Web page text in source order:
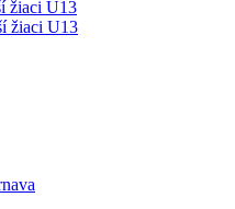
žiaci U13
žiaci U13